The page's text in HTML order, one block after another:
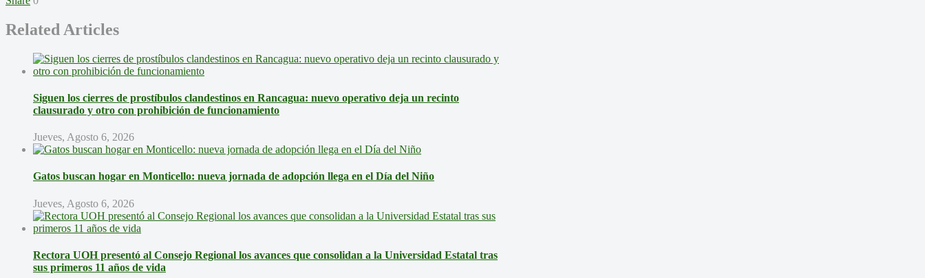
Related Articles
Siguen los cierres de prostíbulos clandestinos en Rancagua: nuevo operativo deja un recinto
clausurado y otro con prohibición de funcionamiento
Jueves, Agosto 6, 2026
Gatos buscan hogar en Monticello: nueva jornada de adopción llega en el Día del Niño
Jueves, Agosto 6, 2026
Rectora UOH presentó al Consejo Regional los avances que consolidan a la Universidad Estatal tras
sus primeros 11 años de vida